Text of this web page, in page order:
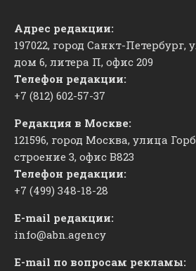
Адрес редакции:
197022, город Санкт-
дом 6, литера П, офис 209
Телефон редакции:
+7 (812) 602-57-37
Редакция в Москве:
121596, город Москва, улица
строение 3, офис ​В823
Телефон редакции:
+7 (499) 348-18-28
E-mail редакции:
info@abn.agency
E-mail по вопросам рекламы: